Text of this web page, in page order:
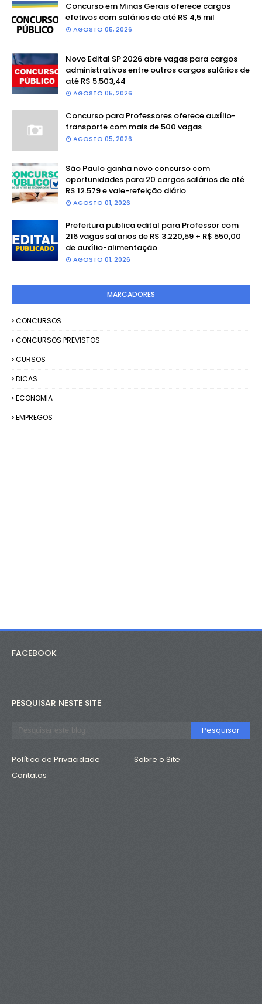
Concurso em Minas Gerais oferece cargos
efetivos com salários de até R$ 4,5 mil
AGOSTO 05, 2026
Novo Edital SP 2026 abre vagas para cargos
administrativos entre outros cargos salários de
até R$ 5.503,44
AGOSTO 05, 2026
Concurso para Professores oferece auxílio-
transporte com mais de 500 vagas
AGOSTO 05, 2026
São Paulo ganha novo concurso com
oportunidades para 20 cargos salários de até
R$ 12.579 e vale-refeição diário
AGOSTO 01, 2026
Prefeitura publica edital para Professor com
216 vagas salarios de R$ 3.220,59 + R$ 550,00
de auxílio-alimentação
AGOSTO 01, 2026
MARCADORES
CONCURSOS
CONCURSOS PREVISTOS
CURSOS
DICAS
ECONOMIA
EMPREGOS
FACEBOOK
PESQUISAR NESTE SITE
Política de Privacidade
Sobre o Site
Contatos